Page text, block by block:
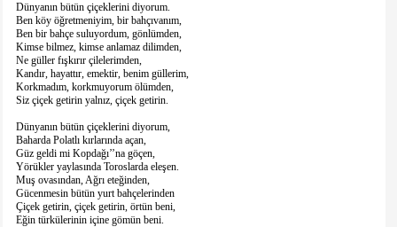
Dünyanın bütün çiçeklerini diyorum.
Ben köy öğretmeniyim, bir bahçıvanım,
Ben bir bahçe suluyordum, gönlümden,
Kimse bilmez, kimse anlamaz dilimden,
Ne güller fışkırır çilelerimden,
Kandır, hayattır, emektir, benim güllerim,
Korkmadım, korkmuyorum ölümden,
Siz çiçek getirin yalnız, çiçek getirin.
Dünyanın bütün çiçeklerini diyorum,
Baharda Polatlı kırlarında açan,
Güz geldi mi Kopdağı’’na göçen,
Yörükler yaylasında Toroslarda eleşen.
Muş ovasından, Ağrı eteğinden,
Gücenmesin bütün yurt bahçelerinden
Çiçek getirin, çiçek getirin, örtün beni,
Eğin türkülerinin içine gömün beni.